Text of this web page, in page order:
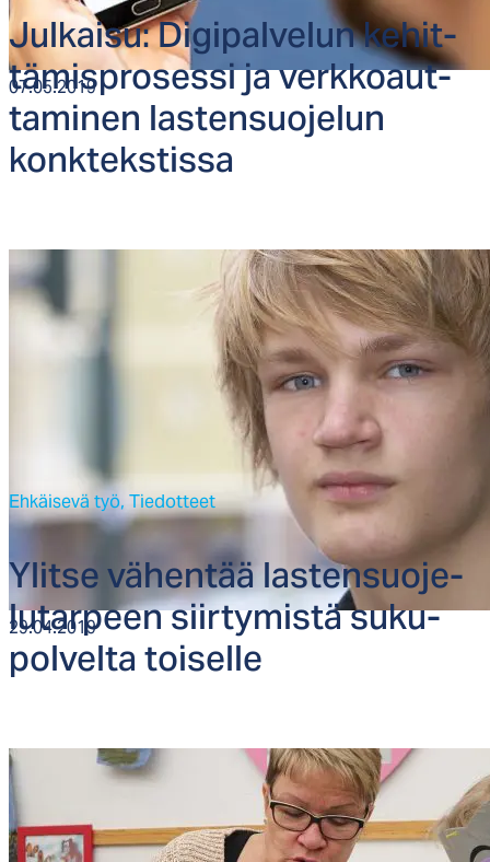
07.05.2019
Jul­kai­su: Di­gi­pal­ve­lun ke­hit­
tä­misp­ro­ses­si ja verk­koaut­
ta­mi­nen las­ten­suo­je­lun
konk­teks­tis­sa
29.04.2019
Ehkäisevä työ, Tiedotteet
Ylit­se vä­hen­tää las­ten­suo­je­
lu­tar­peen siir­ty­mis­tä su­ku­
pol­vel­ta toi­sel­le